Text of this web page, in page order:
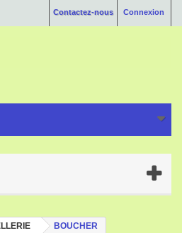
Connexion
Contactez-nous
BOUCHER